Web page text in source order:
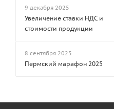
9 декабря 2025
Увеличение ставки НДС и
стоимости продукции
8 сентября 2025
Пермский марафон 2025